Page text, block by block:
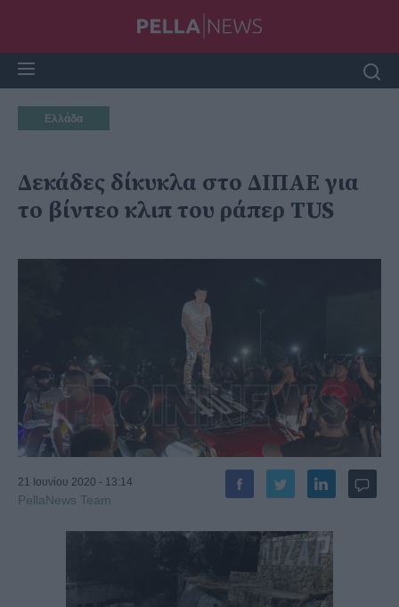
Ελλάδα
Δεκάδες δίκυκλα στο ΔΙΠΑΕ για
το βίντεο κλιπ του ράπερ TUS
21 Ιουνίου 2020 - 13:14
PellaNews Team